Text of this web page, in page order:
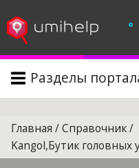
°
Разделы
Главная /Справочник/
Kangol,Бутик головных